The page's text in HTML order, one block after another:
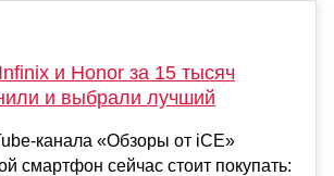
и Honor за 15 тысяч
и выбрали лучший
канала «Обзоры от iCE»
смартфон сейчас стоит покупать: